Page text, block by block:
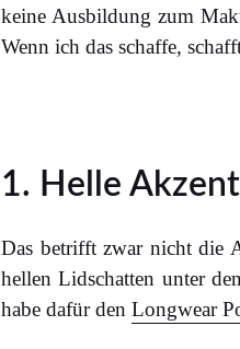
keine Ausbildung zum
Wenn ich das schaffe,
1. Helle
Das betrifft zwar nicht die
hellen Lidschatten unter
habe dafür den Longwear